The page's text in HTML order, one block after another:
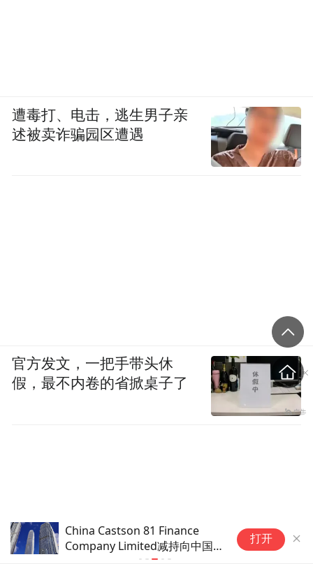
China Castson 81 Finance
Company Limited减持向中国
际(01871)200万股 每股作价
打开
遭毒打、电击，逃生男子亲
述被卖诈骗园区遭遇
官方发文，一把手带头休
假，最不内卷的省掀桌子了